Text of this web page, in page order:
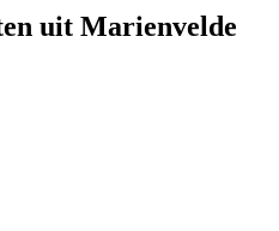
uit Marienvelde